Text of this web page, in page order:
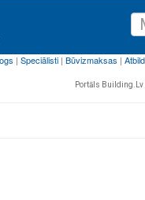
Portāls